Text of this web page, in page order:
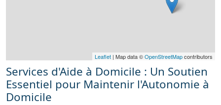
Leaflet | Map data ©OpenStreetMapcontributors
Services d'Aide à Domicile : Un Soutien
Essentiel pour Maintenir l'Autonomie à
Domicile